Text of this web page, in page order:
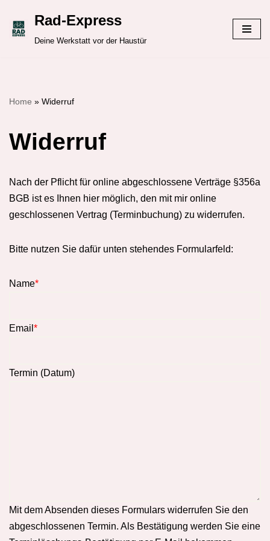
Zum
Rad-Express
Deine Werkstatt vor der Haustür
Home » Widerruf
Widerruf
Nach der Pflicht für online abgeschlossene Verträge §356a
BGB ist es Ihnen hier möglich, den mit mir online
geschlossenen Vertrag (Terminbuchung) zu widerrufen.
Bitte nutzen Sie dafür unten stehendes Formularfeld:
Name*
Email *
Termin (Datum)
Mit dem Absenden dieses Formulars widerrufen Sie den
abgeschlossenen Termin. Als Bestätigung werden Sie eine